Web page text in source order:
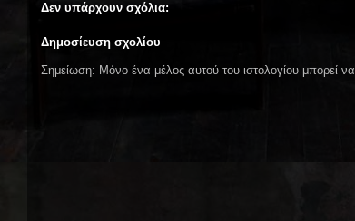
Δεν υπάρχουν σχόλια:
Δημοσίευση σχολίου
Σημείωση: Μόνο ένα μέλος αυτού του ιστολογίου μπορεί να